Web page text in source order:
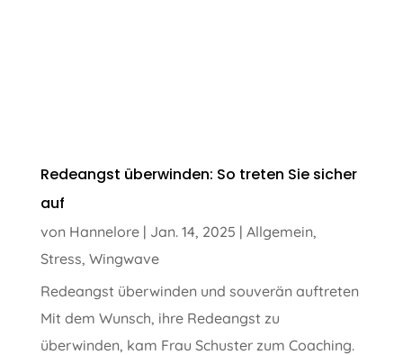
Redeangst überwinden: So treten Sie sicher
auf
von Hannelore| Jan. 14, 2025 | Allgemein,
Stress, Wingwave
Redeangst überwinden und souverän auftreten
Mit dem Wunsch, ihre Redeangst zu
überwinden, kam Frau Schuster zum Coaching.